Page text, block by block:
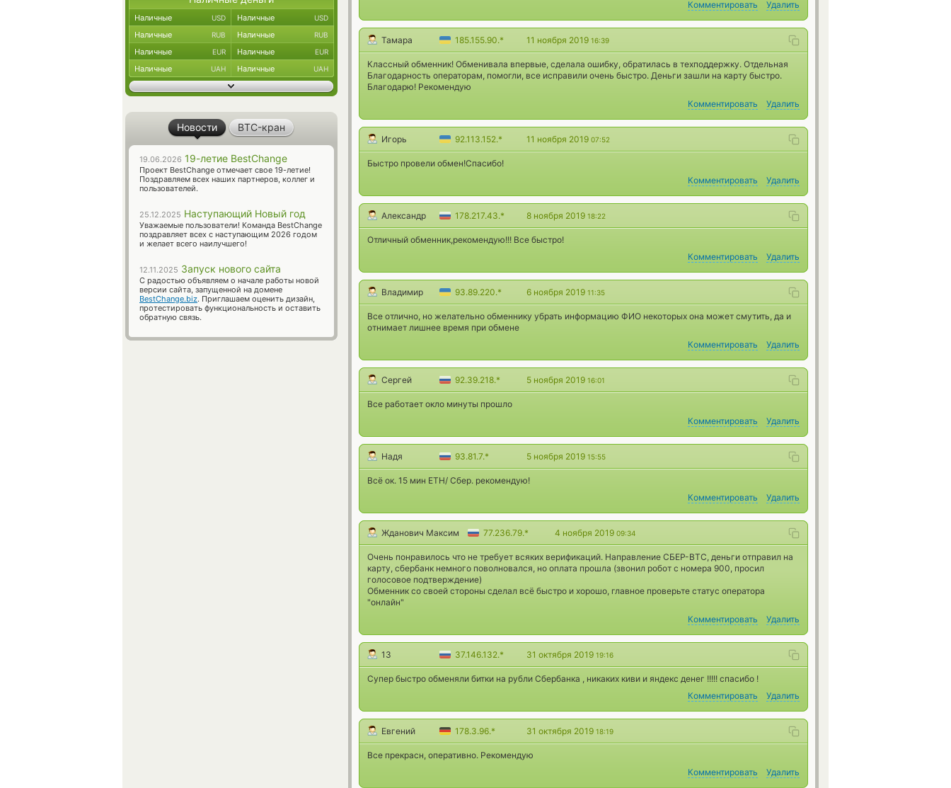
Комментировать
Удалить
Тамара 185.155.90.* 11 ноября 2019 16:39
Классный обменник! Обменивала впервые, сделала ошибку, обратилась в техподдержку. Отдельная
Благодарность операторам, помогли, все исправили очень быстро. Деньги зашли на карту быстро.
Благодарю! Рекомендую
Комментировать
Удалить
Игорь 92.113.152.* 11 ноября 2019 07:52
Быстро провели обмен!Спасибо!
Комментировать
Удалить
Александр 178.217.43.* 8 ноября 2019 18:22
Отличный обменник,рекомендую!!! Все быстро!
Комментировать
Удалить
Владимир 93.89.220.* 6 ноября 2019 11:35
Все отлично, но желательно обменнику убрать информацию ФИО некоторых она может смутить, да и
отнимает лишнее время при обмене
Комментировать
Удалить
Сергей 92.39.218.* 5 ноября 2019 16:01
Все работает окло минуты прошло
Комментировать
Удалить
Надя 93.81.7.* 5 ноября 2019 15:55
Всё ок. 15 мин ETH/ Сбер. рекомендую!
Комментировать
Удалить
Жданович Максим 77.236.79.* 4 ноября 2019 09:34
Очень понравилось что не требует всяких верификаций. Направление СБЕР-BTC, деньги отправил на
карту, сбербанк немного поволновался, но оплата прошла (звонил робот с номера 900, просил
голосовое подтверждение)
Обменник со своей стороны сделал всё быстро и хорошо, главное проверьте статус оператора
"онлайн"
Комментировать
Удалить
13 37.146.132.* 31 октября 2019 19:16
Супер быстро обменяли битки на рубли Сбербанка , никаких киви и яндекс денег !!!!! спасибо !
Комментировать
Удалить
Евгений 178.3.96.* 31 октября 2019 18:19
Все прекрасн, оперативно. Рекомендую
Комментировать
Удалить
Наличные USD Наличные USD
Наличные RUB Наличные RUB
Наличные EUR Наличные EUR
Наличные UAH Наличные UAH
Новости BTC-кран
19.06.2026 19-летие BestChange
Проект BestChange отмечает свое 19-летие!
Поздравляем всех наших партнеров, коллег и
пользователей.
25.12.2025 Наступающий Новый год
Уважаемые пользователи! Команда BestChange
поздравляет всех с наступающим 2026 годом
и желает всего наилучшего!
12.11.2025 Запуск нового сайта
С радостью объявляем о начале работы новой
версии сайта, запущенной на домене
BestChange.biz. Приглашаем оценить дизайн,
протестировать функциональность и оставить
обратную связь.